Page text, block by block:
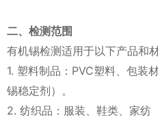
二、检测范围
有机锡检测适用于以下产品和
1. 塑料制品：PVC塑料、包装
锡稳定剂）。
2. 纺织品：服装、鞋类、家纺